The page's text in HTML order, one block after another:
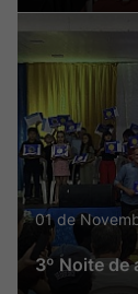
01 de
3º Noite